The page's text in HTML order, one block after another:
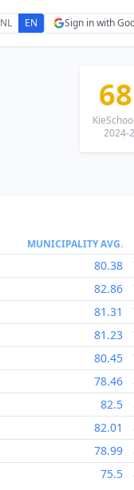
NL EN Sign in with
2024-
MUNICIPALITY AVG.
80.38
82.86
81.31
81.23
80.45
78.46
82.5
82.01
78.99
75.5